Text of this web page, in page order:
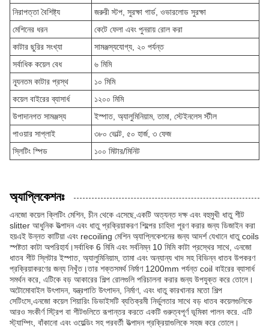
নিরাপত্তা বৈশিষ্ট্য
জরুরী স্টপ, সুরক্ষা গার্ড, ওভারলোড সুরক্ষা
মেশিনের ধরন
কেটে ফেলা এবং পুনরায় রোল করা
কাটার ছুরির সংখ্যা
সামঞ্জস্যযোগ্য, ২০ পর্যন্ত
সর্বাধিক কয়েল বেধ
৬ মিমি
ন্যূনতম কাটার প্রস্থ
১০ মিমি
কয়েল বাইরের ব্যাসার্ধ
১২০০ মিমি
উপাদানগত সামঞ্জস্য
ইস্পাত, অ্যালুমিনিয়াম, তামা, স্টেইনলেস স্টীল
পাওয়ার সাপ্লাই
৩৮০ ভোল্ট, ৫০ হার্জ, ৩ ফেজ
স্লিটিং স্পিড
১০০ মিটার/মিনিট
অ্যাপ্লিকেশনঃ
এনজো কয়েল ক্লিটিং মেশিন, চীন থেকে এসেছে,একটি অত্যন্ত দক্ষ এবং বহুমুখী ধাতু শীট
slitter আধুনিক উত্পাদন এবং ধাতু প্রক্রিয়াকরণ শিল্পের চাহিদা পূরণ করার জন্য ডিজাইন করা
হয়এই উন্নত কাটিয়া এবং recoiling মেশিন অ্যাপ্লিকেশনের জন্য আদর্শ যেখানে ধাতু coils
স্পষ্টতা কাটা অপরিহার্য।সর্বাধিক 6 মিমি এবং সর্বনিম্ন 10 মিমি কাটা প্রস্থের সাথে, এনজো
ধাতব শীট স্লিটার ইস্পাত, অ্যালুমিনিয়াম, তামা এবং অন্যান্য খাদ সহ বিভিন্ন ধাতব উপকরণ
প্রক্রিয়াকরণের জন্য নিখুঁত।তার শক্তসমর্থ নির্মাণ 1200mm পর্যন্ত coil বাইরের ব্যাসার্ধ
সমর্থন করে, এটিকে বড় আকারের শিল্প রোলগুলি পরিচালনা করার জন্য উপযুক্ত করে তোলে।
অটোমোবাইল উৎপাদন, যন্ত্রপাতি উৎপাদন, নির্মাণ, এবং ধাতু কারখানার মতো শিল্প
সেটিংসে,এনজো কয়েল শিয়ারিং ডিভাইসটি ব্যতিক্রমী নির্ভুলতার সাথে বড় ধাতব কয়েলগুলিকে
আরও সংকীর্ণ স্ট্রিপ বা শীটগুলিতে রূপান্তর করতে একটি গুরুত্বপূর্ণ ভূমিকা পালন করে. এটি
স্ট্যাম্পিং, বাঁকানো এবং ওয়েল্ডিং সহ পরবর্তী উত্পাদন প্রক্রিয়াগুলিকে সহজ করে তোলে।